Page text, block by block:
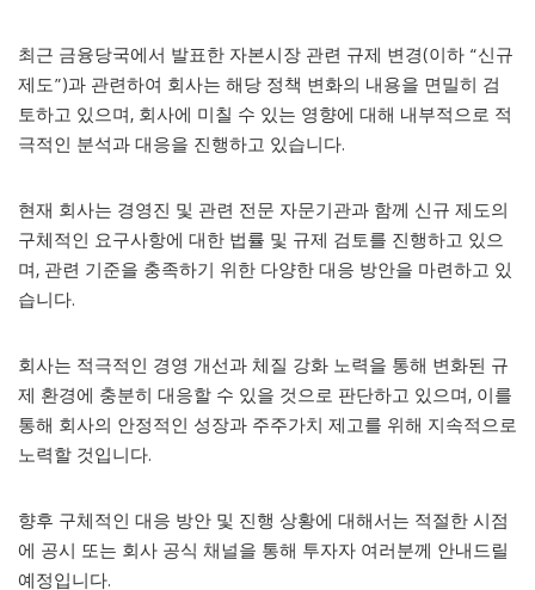
최근 금융당국에서 발표한 자본시장 관련 규제 변경(이하 “신규
제도”)과 관련하여 회사는 해당 정책 변화의 내용을 면밀히 검
토하고 있으며, 회사에 미칠 수 있는 영향에 대해 내부적으로 적
극적인 분석과 대응을 진행하고 있습니다.
현재 회사는 경영진 및 관련 전문 자문기관과 함께 신규 제도의
구체적인 요구사항에 대한 법률 및 규제 검토를 진행하고 있으
며, 관련 기준을 충족하기 위한 다양한 대응 방안을 마련하고 있
습니다.
회사는 적극적인 경영 개선과 체질 강화 노력을 통해 변화된 규
제 환경에 충분히 대응할 수 있을 것으로 판단하고 있으며, 이를
통해 회사의 안정적인 성장과 주주가치 제고를 위해 지속적으로
노력할 것입니다.
향후 구체적인 대응 방안 및 진행 상황에 대해서는 적절한 시점
에 공시 또는 회사 공식 채널을 통해 투자자 여러분께 안내드릴
예정입니다.